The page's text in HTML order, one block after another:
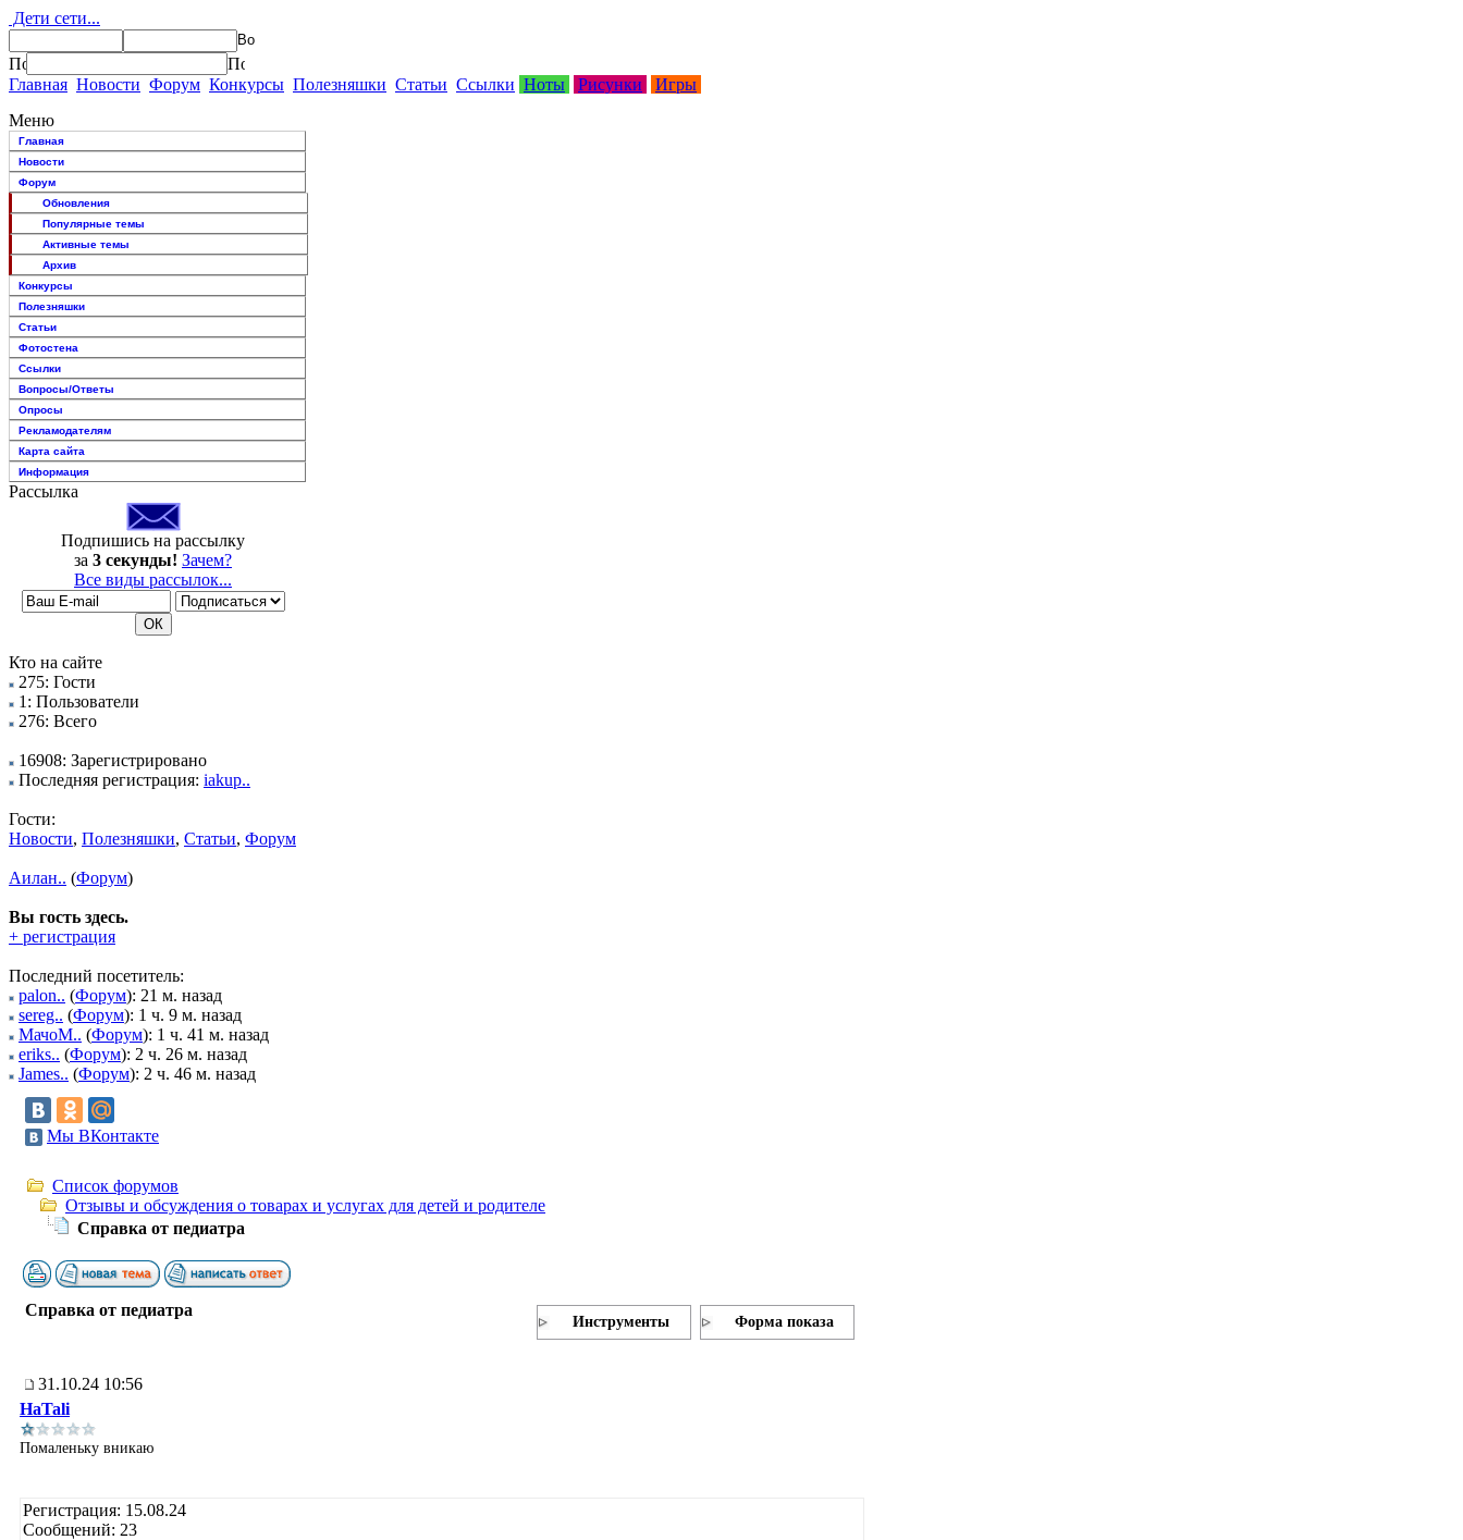
Дети сети...
Главная Новости Форум Конкурсы Полезняшки Статьи Ссылки Ноты Рисунки
Игры
Меню
Главная
Новости
Форум
Обновления
Популярные темы
Активные темы
Архив
Конкурсы
Полезняшки
Статьи
Фотостена
Ссылки
Вопросы/Ответы
Опросы
Рекламодателям
Карта сайта
Информация
Рассылка
Подпишись на рассылку
за 3 секунды! Зачем?
Все виды рассылок...
Кто на сайте
275: Гости
1: Пользователи
276: Всего
16908: Зарегистрировано
Последняя регистрация: iakup..
Гости:
Новости, Полезняшки, Статьи, Форум
Аилан.. (Форум)
Вы гость здесь.
+ регистрация
Последний посетитель:
palon.. (Форум): 21 м. назад
sereg.. (Форум): 1 ч. 9 м. назад
МачоМ.. (Форум): 1 ч. 41 м. назад
eriks.. (Форум): 2 ч. 26 м. назад
James.. (Форум): 2 ч. 46 м. назад
Мы ВКонтакте
Список форумов
Отзывы и обсуждения о товарах и услугах для детей и родителе
Справка от педиатра
Справка от педиатра
Инструменты Форма показа
31.10.24 10:56
HaTali
Помаленьку вникаю
Регистрация: 15.08.24
Сообщений: 23